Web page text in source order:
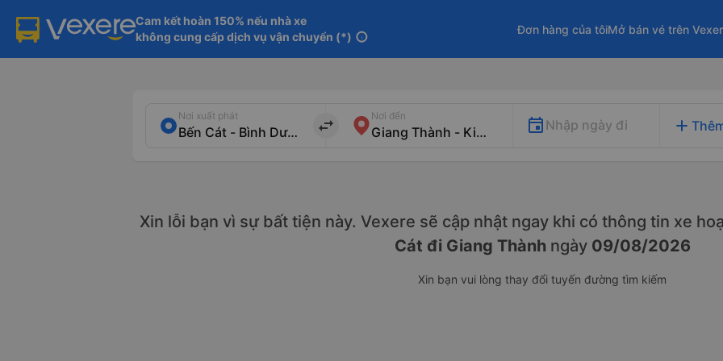
Cam kết hoàn 150% nếu nhà xe
không cung cấp dịch vụ vận chuyển (*) info
Đơn hàng của tôiMở bán vé trên
Nơi xuất phát
import_export
Nơi đến
Nhập ngày đi add
Xin lỗi bạn vì sự bất tiện này. Vexere sẽ cập nhật ngay khi có thông tin xe
Cát đi Giang Thànhngày 09/08/2026
Xin bạn vui lòng thay đổi tuyến đường tìm kiếm